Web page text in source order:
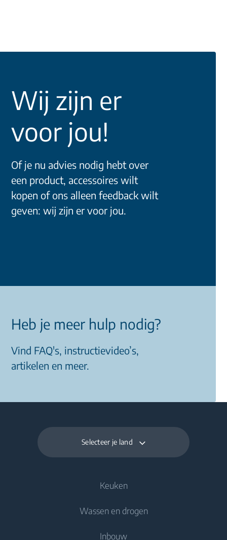
Wij zijn er
voor jou!
Of je nu advies nodig hebt over
een product, accessoires wilt
kopen of ons alleen feedback wilt
geven: wij zijn er voor jou.
Heb je meer hulp nodig?
Vind FAQ's, instructievideo’s,
artikelen en meer.
Selecteer je land
Keuken
Koelen en vriezen
Wassen en drogen
Inbouw